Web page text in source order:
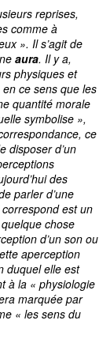
reprises,
comme à
». Il s’agit de
aura. Il y a,
physiques et
ce sens que les
quantité morale
symbolise »,
ce
disposer d’un
des
parler d’une
est un
chose
d’un son ou
aperception
duquel elle est
à la « physiologie
marquée par
« les sens du